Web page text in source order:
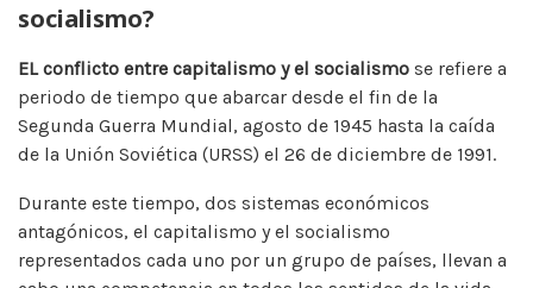
socialismo?
EL conflicto entre capitalismo y el socialismo se refiere a
periodo de tiempo que abarcar desde el fin de la
Segunda Guerra Mundial, agosto de 1945 hasta la caída
de la Unión Soviética (URSS) el 26 de diciembre de 1991.
Durante este tiempo, dos sistemas económicos
antagónicos, el capitalismo y el socialismo
representados cada uno por un grupo de países, llevan a